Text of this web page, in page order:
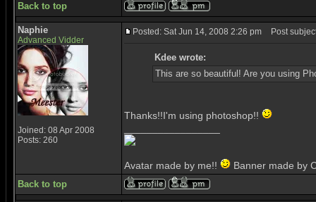
Back to top
Naphie
Advanced Vidder
Joined: 08 Apr 2008
Posts: 260
Posted: Sat Jun 14, 2008 2:26 pm Post
Kdee wrote:
This are so beautiful! Are you using
Thanks!!I'm using photoshop!!
Avatar made by me!! Banner made by
Back to top